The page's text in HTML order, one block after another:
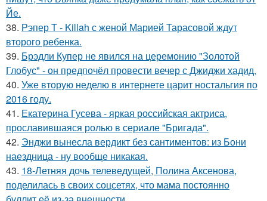
Йе.
38. Рэпер T - Killah с женой Марией Тарасовой ждут
второго ребенка.
39. Брэдли Купер не явился на церемонию "Золотой
Глобус" - он предпочёл провести вечер с Джиджи хадид.
40. Уже вторую неделю в интернете царит ностальгия по
2016 году.
41. Екатерина Гусева - яркая российская актриса,
прославившаяся ролью в сериале "Бригада".
42. Энджи вынесла вердикт без сантиментов: из Бони
наездница - ну вообще никакая.
43. 18-Летняя дочь телеведущей, Полина Аксенова,
поделилась в своих соцсетях, что мама постоянно